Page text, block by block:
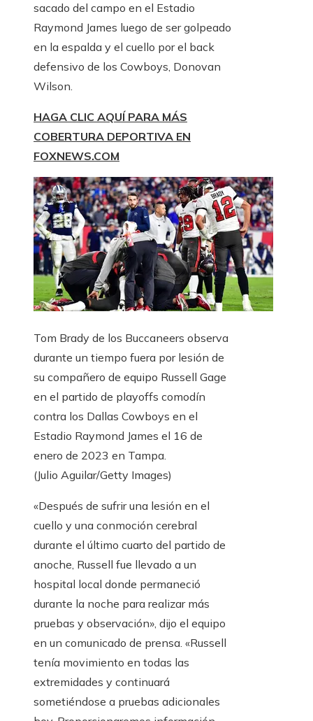
sacado del campo en el Estadio
Raymond James luego de ser golpeado
en la espalda y el cuello por el back
defensivo de los Cowboys, Donovan
Wilson.
HAGA CLIC AQUÍ PARA MÁS
COBERTURA DEPORTIVA EN
FOXNEWS.COM
Tom Brady de los Buccaneers observa
durante un tiempo fuera por lesión de
su compañero de equipo Russell Gage
en el partido de playoffs comodín
contra los Dallas Cowboys en el
Estadio Raymond James el 16 de
enero de 2023 en Tampa.
(Julio Aguilar/Getty Images)
«Después de sufrir una lesión en el
cuello y una conmoción cerebral
durante el último cuarto del partido de
anoche, Russell fue llevado a un
hospital local donde permaneció
durante la noche para realizar más
pruebas y observación», dijo el equipo
en un comunicado de prensa. «Russell
tenía movimiento en todas las
extremidades y continuará
sometiéndose a pruebas adicionales